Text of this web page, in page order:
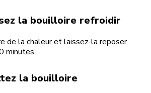
la bouilloire refroidir
de la chaleur et laissez-la reposer
minutes.
la bouilloire